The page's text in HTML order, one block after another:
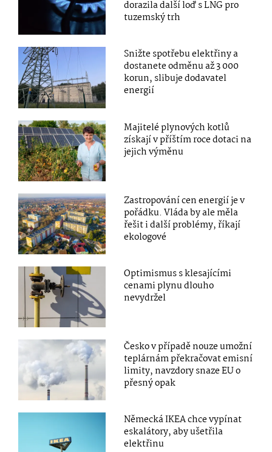
dorazila další loď s LNG pro
tuzemský trh
Snižte spotřebu elektřiny a
dostanete odměnu až 3 000
korun, slibuje dodavatel
energií
Majitelé plynových kotlů
získají v příštím roce dotaci na
jejich výměnu
Zastropování cen energií je v
pořádku. Vláda by ale měla
řešit i další problémy, říkají
ekologové
Optimismus s klesajícími
cenami plynu dlouho
nevydržel
Česko v případě nouze umožní
teplárnám překračovat emisní
limity, navzdory snaze EU o
přesný opak
Německá IKEA chce vypínat
eskalátory, aby ušetřila
elektřinu